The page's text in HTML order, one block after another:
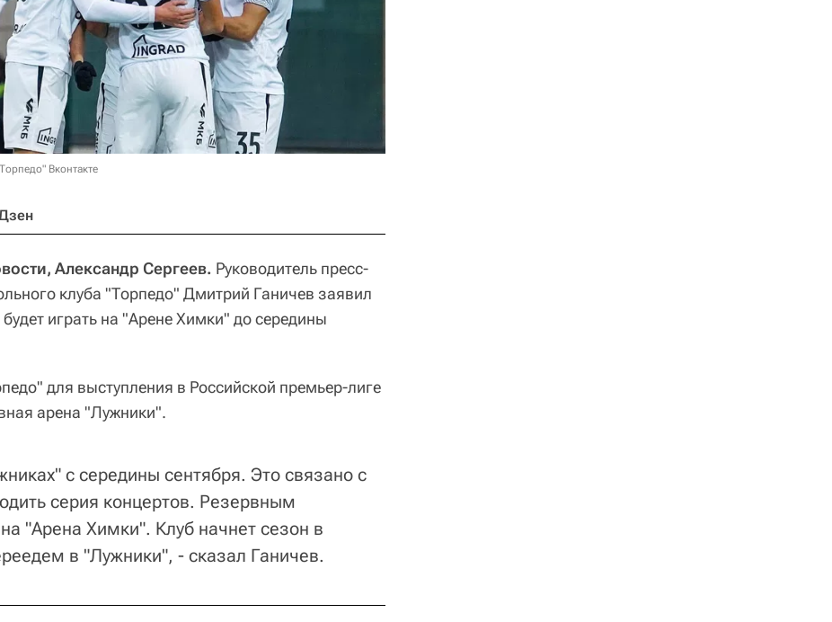
Вконтакте
Александр Сергеев. Руководитель пресс-
клуба "Торпедо" Дмитрий Ганичев заявил
играть на "Арене Химки" до середины
для выступления в Российской премьер-лиге
арена "Лужники".
с середины сентября. Это связано с
серия концертов. Резервным
"Арена Химки". Клуб начнет сезон в
в "Лужники", - сказал Ганичев.